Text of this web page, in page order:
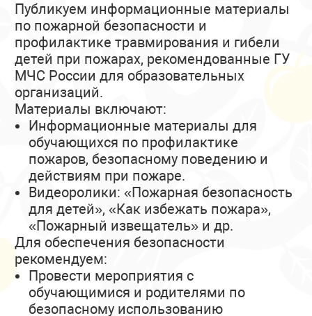
Публикуем информационные материалы
по пожарной безопасности и
профилактике травмирования и гибели
детей при пожарах, рекомендованные ГУ
МЧС России для образовательных
организаций.
Материалы включают:
Информационные материалы для
обучающихся по профилактике
пожаров, безопасному поведению и
действиям при пожаре.
Видеоролики: «Пожарная безопасность
для детей», «Как избежать пожара»,
«Пожарный извещатель» и др.
Для обеспечения безопасности
рекомендуем:
Провести мероприятия с
обучающимися и родителями по
безопасному использованию